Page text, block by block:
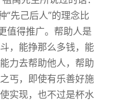
“先己后人”的理念比
值得推广。帮助人是
，能挣那么多钱，能
力去帮助他人，帮助
丐，即使有乐善好施
实现，也不过是杯水